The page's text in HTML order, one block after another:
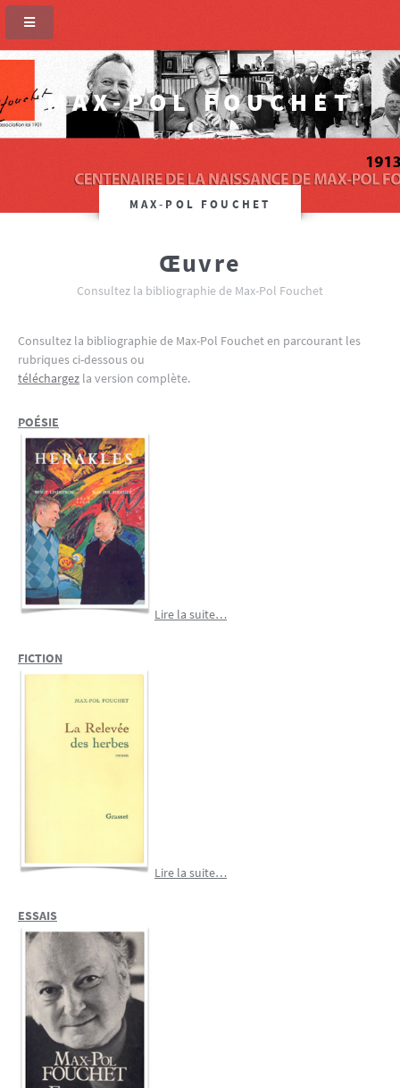
MAX-POL FOUCHET
SITE OFFICIEL
MAX-POL FOUCHET
Œuvre
Consultez la bibliographie de Max-Pol Fouchet
Consultez la bibliographie de Max-Pol Fouchet en parcourant les
rubriques ci-dessous ou
téléchargez la version complète.
POÉSIE
Lire la suite…
FICTION
Lire la suite…
ESSAIS